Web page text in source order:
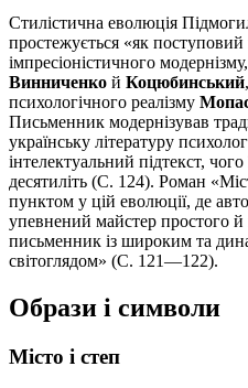
Стилістична еволюція
простежується «як поступовий
імпресіоністичного
Винниченко й Коцюбинський
психологічного реалізму
Письменник модернізував
українську літературу
інтелектуальний підтекст,
десятиліть (С. 124). Роман
пунктом у цій еволюції, де
упевнений майстер простого
письменник із широким та
світоглядом» (С. 121—122).
Образи і символи
Місто і степ